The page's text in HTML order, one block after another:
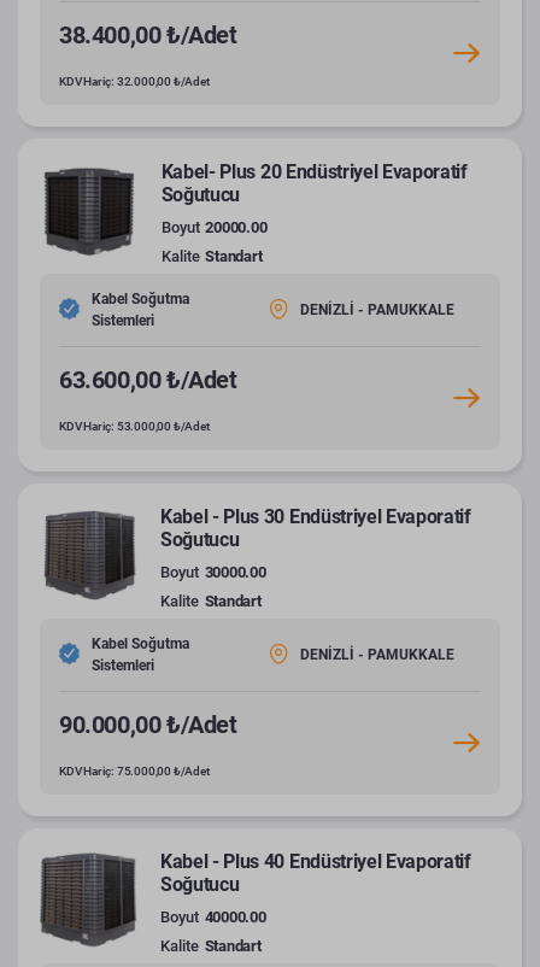
38.400,00 ₺/Adet
KDV Hariç: 32.000,00 ₺/Adet
Kabel- Plus 20 Endüstriyel Evaporatif
Soğutucu
Boyut 20000.00
Kalite Standart
Kabel Soğutma
Sistemleri
DENİZLİ - PAMUKKALE
63.600,00 ₺/Adet
KDV Hariç: 53.000,00 ₺/Adet
Kabel - Plus 30 Endüstriyel Evaporatif
Soğutucu
Boyut 30000.00
Kalite Standart
Kabel Soğutma
Sistemleri
DENİZLİ - PAMUKKALE
90.000,00 ₺/Adet
KDV Hariç: 75.000,00 ₺/Adet
Kabel - Plus 40 Endüstriyel Evaporatif
Soğutucu
Boyut 40000.00
Kalite Standart